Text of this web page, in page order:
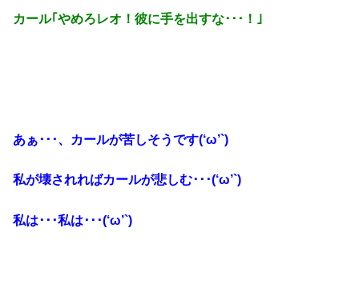
カール｢やめろレオ！彼に手を出すな･･･！｣
あぁ･･･、カールが苦しそうです(‘ω’`)
私が壊されればカールが悲しむ･･･(‘ω’`)
私は･･･私は･･･(‘ω’`)